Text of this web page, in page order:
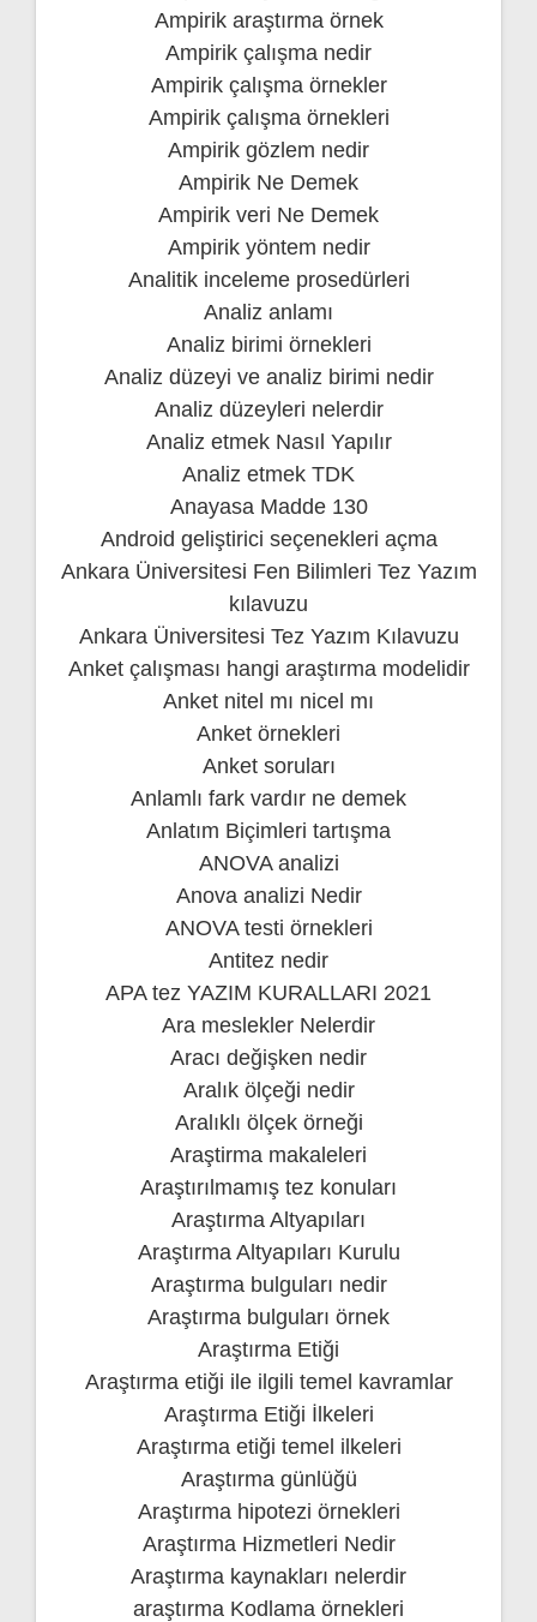
Ampirik araştırma örnek
Ampirik çalışma nedir
Ampirik çalışma örnekler
Ampirik çalışma örnekleri
Ampirik gözlem nedir
Ampirik Ne Demek
Ampirik veri Ne Demek
Ampirik yöntem nedir
Analitik inceleme prosedürleri
Analiz anlamı
Analiz birimi örnekleri
Analiz düzeyi ve analiz birimi nedir
Analiz düzeyleri nelerdir
Analiz etmek Nasıl Yapılır
Analiz etmek TDK
Anayasa Madde 130
Android geliştirici seçenekleri açma
Ankara Üniversitesi Fen Bilimleri Tez Yazım
kılavuzu
Ankara Üniversitesi Tez Yazım Kılavuzu
Anket çalışması hangi araştırma modelidir
Anket nitel mı nicel mı
Anket örnekleri
Anket soruları
Anlamlı fark vardır ne demek
Anlatım Biçimleri tartışma
ANOVA analizi
Anova analizi Nedir
ANOVA testi örnekleri
Antitez nedir
APA tez YAZIM KURALLARI 2021
Ara meslekler Nelerdir
Aracı değişken nedir
Aralık ölçeği nedir
Aralıklı ölçek örneği
Araştirma makaleleri
Araştırılmamış tez konuları
Araştırma Altyapıları
Araştırma Altyapıları Kurulu
Araştırma bulguları nedir
Araştırma bulguları örnek
Araştırma Etiği
Araştırma etiği ile ilgili temel kavramlar
Araştırma Etiği İlkeleri
Araştırma etiği temel ilkeleri
Araştırma günlüğü
Araştırma hipotezi örnekleri
Araştırma Hizmetleri Nedir
Araştırma kaynakları nelerdir
araştırma Kodlama örnekleri